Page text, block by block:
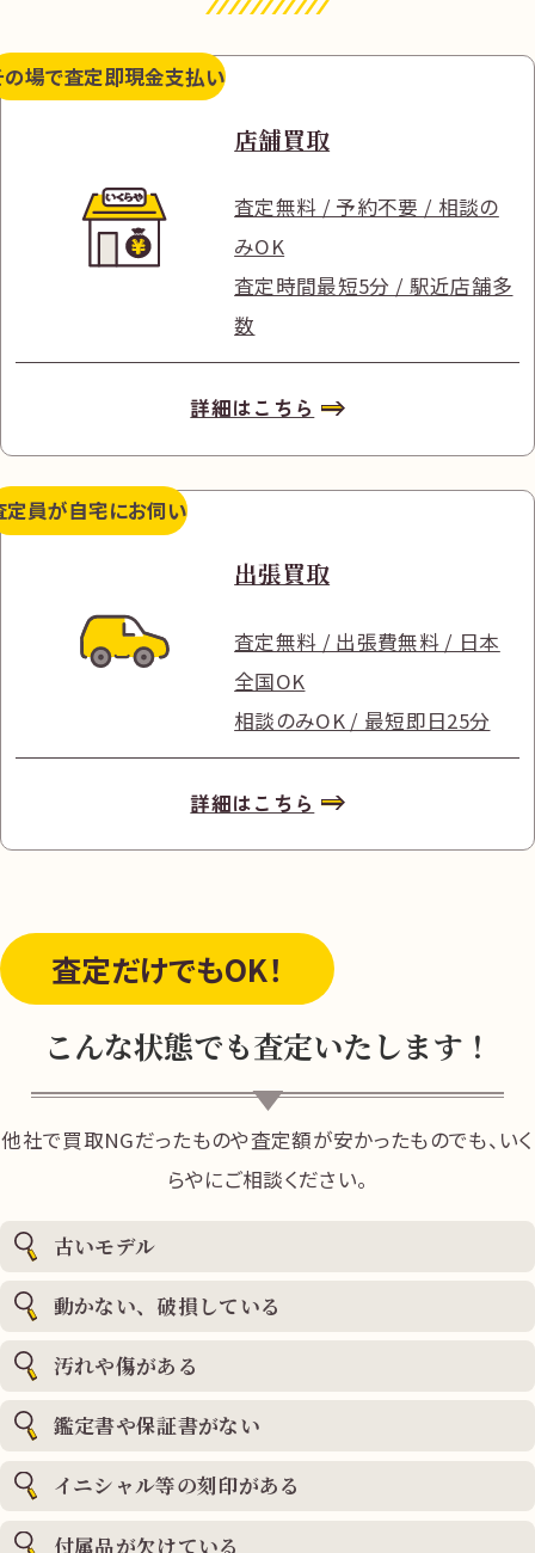
の場で査定即現金支払い
店舗買取
査定無料 / 予約不要 / 相談の
みOK
査定時間最短5分 / 駅近店舗多
数
詳細はこちら
定員が自宅にお伺い
出張買取
査定無料 / 出張費無料 / 日本
全国OK
相談のみOK / 最短即日25分
詳細はこちら
査定だけでもOK！
こんな状態でも査定いたします！
他社で買取NGだったものや査定額が安かったものでも、いく
らやにご相談ください。
古いモデル
動かない、破損している
汚れや傷がある
鑑定書や保証書がない
イニシャル等の刻印がある
付属品が欠けている